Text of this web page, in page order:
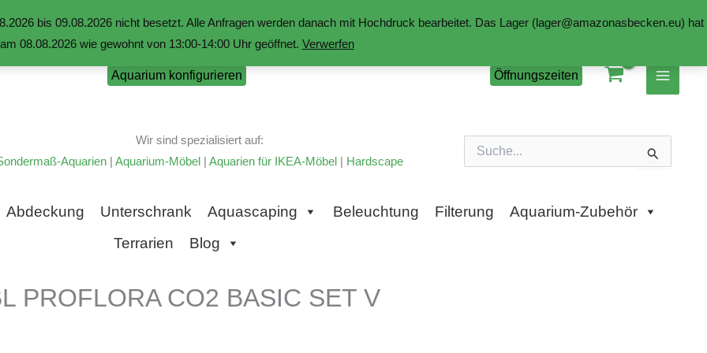
bis 09.08.2026 nicht besetzt. Alle Anfragen werden danach mit Hochdruck bearbeitet. Das Lager (lager@amazonasbecken.eu) hat
am 08.08.2026 wie gewohnt von 13:00-14:00 Uhr geöffnet. Verwerfen
Aquarium konfigurieren Öffnungszeiten
Wir sind spezialisiert auf:
Aquarien | Aquarium-Möbel | Aquarien für IKEA-Möbel | Hardscape
nach:
Abdeckung Unterschrank Aquascaping Beleuchtung Filterung
Aquarium-Zubehör
Terrarien
Blog
PROFLORA CO2 BASIC SET V